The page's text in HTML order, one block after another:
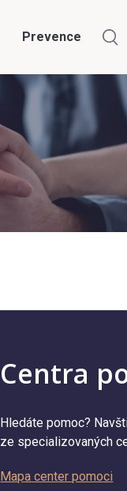
Prevence
Centra
Hledáte pomoc?
ze specializovaných
Mapa center pomoci